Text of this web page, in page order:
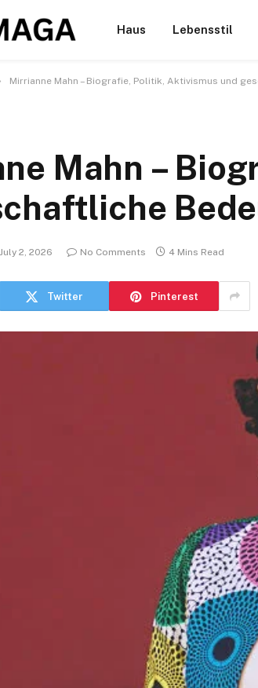
Haus Lebensstil
Mirrianne Mahn – Biografie, Politik, Aktivismus und
Mahn –
July 2, 2026 No Comments 4 Mins Read
Twitter Pinterest